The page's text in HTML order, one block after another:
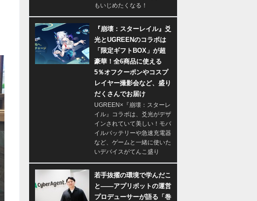
もいじめたくなる！
『崩壊：スターレイル』爻
光とUGREENのコラボは
「限定ギフトBOX」が超
豪華！全6商品に使える
5％オフクーポンやコスプ
レイヤー撮影会など、盛り
だくさんでお届け
UGREEN×『崩壊：スターレ
イル』コラボは、爻光がデザ
インされていて美しい！モバ
イルバッテリーや急速充電器
など、ゲームと一緒に使いた
いデバイスがてんこ盛り
若手抜擢の環境で学んだこ
と――アプリボットの運営
プロデューサーが語る「巻